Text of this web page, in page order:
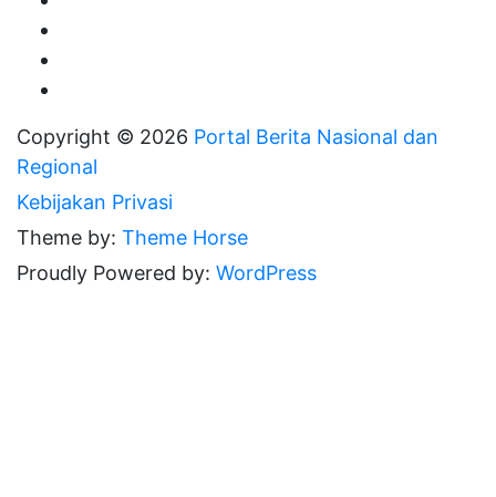
Copyright © 2026 Portal Berita Nasional dan
Regional
Kebijakan Privasi
Theme by: Theme Horse
Proudly Powered by: WordPress